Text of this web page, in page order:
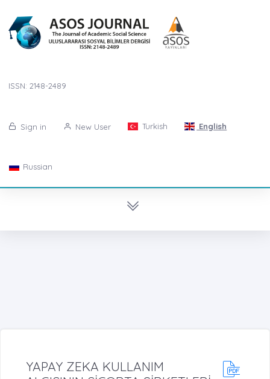
ISSN: 2148-2489
Sign in New User Turkish English
Russian
YAPAY ZEKA KULLANIM